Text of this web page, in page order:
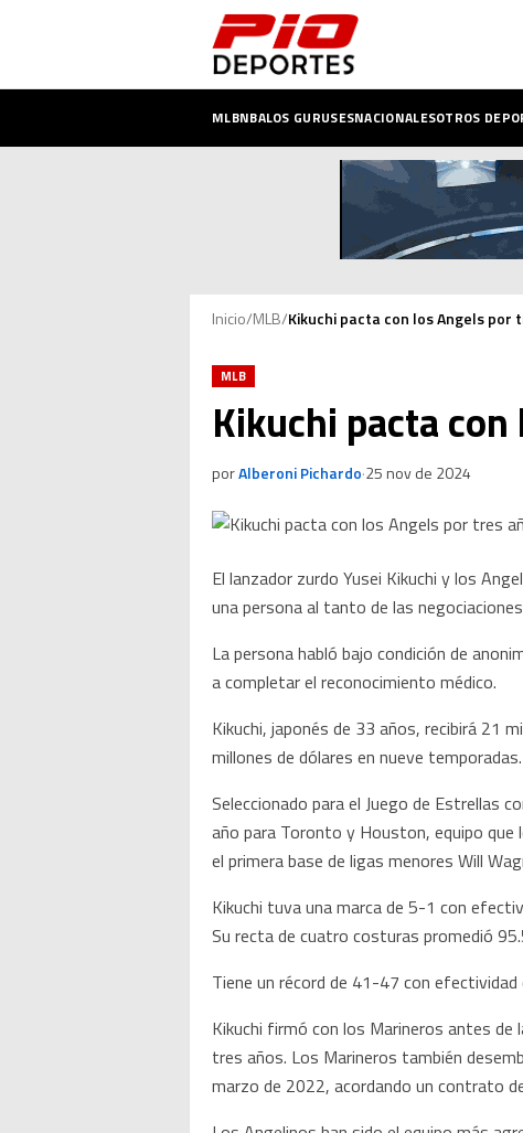
MLBNBALOS GURUSESNACIONALESOTROS
Inicio/MLB/Kikuchi pacta con los Angels por
MLB
Kikuchi pacta
porAlberoni Pichardo·25 nov de 2024
El lanzador zurdo Yusei Kikuchi y los
una persona al tanto de las
La persona habló bajo condición de
a completar el reconocimiento médico.
Kikuchi, japonés de 33 años, recibirá 21
millones de dólares en nueve temporadas.
Seleccionado para el Juego de Estrellas
año para Toronto y Houston, equipo que
el primera base de ligas menores Will
Kikuchi tuva una marca de 5-1 con
Su recta de cuatro costuras promedió
Tiene un récord de 41-47 con
Kikuchi firmó con los Marineros antes
tres años. Los Marineros también
marzo de 2022, acordando un contrato